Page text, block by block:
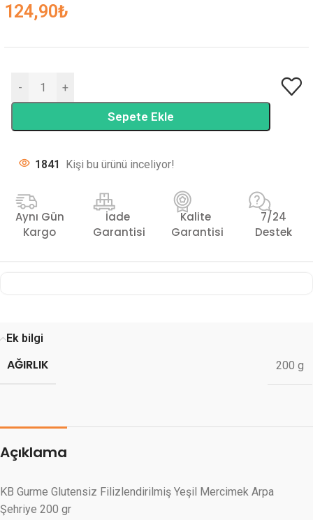
124,90₺
- +
Sepete Ekle
1841 Kişi bu ürünü inceliyor!
Aynı Gün
Kargo
İade
Garantisi
Kalite
Garantisi
7/24
Destek
Ek bilgi
AĞIRLIK 200 g
Açıklama
KB Gurme Glutensiz Filizlendirilmiş Yeşil Mercimek Arpa
Şehriye 200 gr